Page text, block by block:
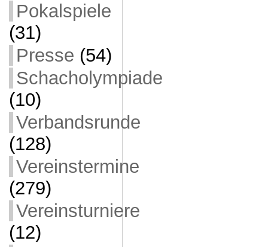
Pokalspiele
(31)
Presse (54)
Schacholympiade
(10)
Verbandsrunde
(128)
Vereinstermine
(279)
Vereinsturniere
(12)